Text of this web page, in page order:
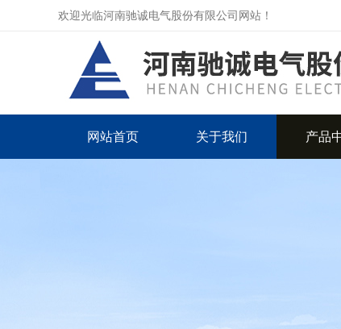
欢迎光临河南驰诚电气股份有限公司网站！
网站首页 关于我们 产品